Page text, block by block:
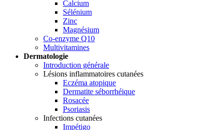
Calcium
Sélénium
Zinc
Magnésium
Co-enzyme Q10
Multivitamines
Dermatologie
Introduction générale
Lésions inflammatoires cutanées
Eczéma atopique
Dermatite séborrhéique
Rosacée
Psoriasis
Infections cutanées
Impétigo